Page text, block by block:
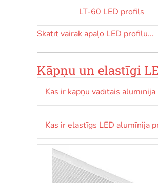
LT-60 LED profils
Skatīt vairāk apaļo LED profilu...
Kāpņu un elastīgi
Kas ir kāpņu vadītais
Kas ir elastīgs LED alumīnija